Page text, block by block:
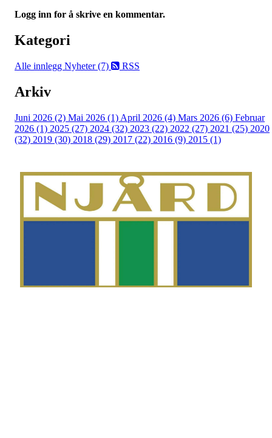
Logg inn for å skrive en kommentar.
Kategori
Alle innlegg Nyheter (7) RSS
Arkiv
Juni 2026 (2) Mai 2026 (1) April 2026 (4) Mars 2026 (6) Februar
2026 (1) 2025 (27) 2024 (32) 2023 (22) 2022 (27) 2021 (25) 2020
(32) 2019 (30) 2018 (29) 2017 (22) 2016 (9) 2015 (1)